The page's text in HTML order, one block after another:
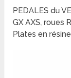
PEDALES du
GX AXS, roues
Plates en